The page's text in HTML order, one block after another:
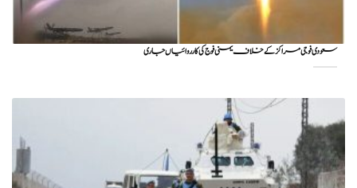
سعودی فوجی مراکز کے خلاف یمنی فوج کی کارروائیاں جاری